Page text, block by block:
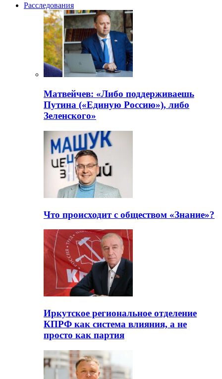
Расследования
Матвейчев: «Либо поддерживаешь
Путина («Единую Россию»), либо
Зеленского»
Что происходит с обществом «Знание»?
Иркутское региональное отделение
КПРФ как система влияния, а не
просто как партия